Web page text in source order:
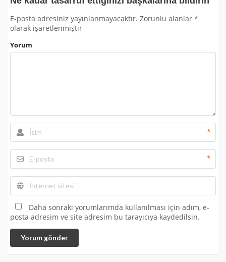
E-posta adresiniz yayınlanmayacaktır. Zorunlu alanlar *
olarak işaretlenmiştir
Yorum
*
*
Daha sonraki yorumlarımda kullanılması için adım, e-
posta adresim ve site adresim bu tarayıcıya kaydedilsin.
Yorum gönder